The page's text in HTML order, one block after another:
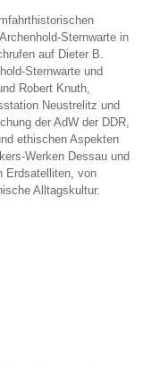
Sternwarte in
auf Dieter B.
Sternwarte und
Robert Knuth,
Neustrelitz und
der AdW der DDR,
ethischen Aspekten
Werken Dessau und
Erdsatelliten, von
Alltagskultur.